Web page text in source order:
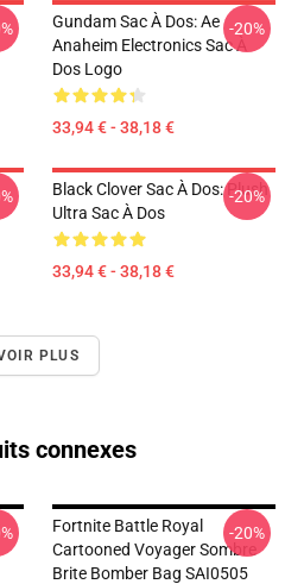
Gundam Sac À Dos: Ae
Anaheim Electronics Sac À
Dos Logo
33,94 € - 38,18 €
-20%
Black Clover Sac À Dos: Plush
Ultra Sac À Dos
33,94 € - 38,18 €
-20%
PLUS
connexes
Fortnite Battle Royal
Cartooned Voyager Sombre
Brite Bomber Bag SAI0505
-20%